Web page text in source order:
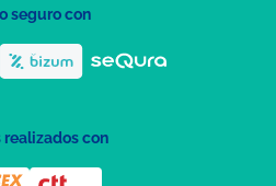
seguro con
realizados con